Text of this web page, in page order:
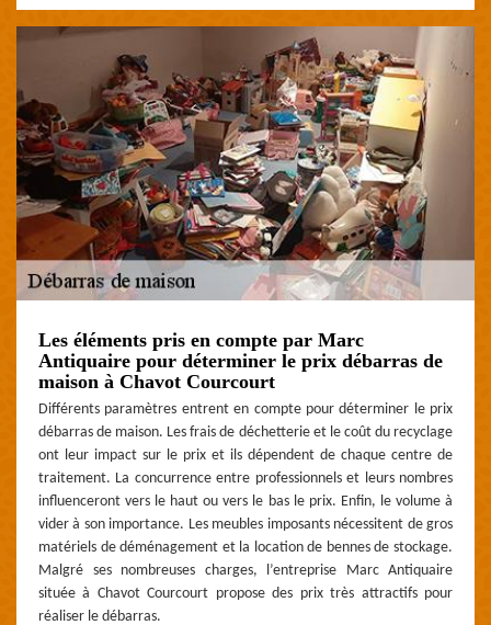
Les éléments pris en compte par Marc
Antiquaire pour déterminer le prix débarras de
maison à Chavot Courcourt
Différents paramètres entrent en compte pour déterminer le prix
débarras de maison. Les frais de déchetterie et le coût du recyclage
ont leur impact sur le prix et ils dépendent de chaque centre de
traitement. La concurrence entre professionnels et leurs nombres
influenceront vers le haut ou vers le bas le prix. Enfin, le volume à
vider à son importance. Les meubles imposants nécessitent de gros
matériels de déménagement et la location de bennes de stockage.
Malgré ses nombreuses charges, l’entreprise Marc Antiquaire
située à Chavot Courcourt propose des prix très attractifs pour
réaliser le débarras.